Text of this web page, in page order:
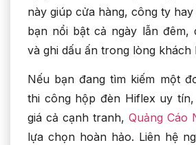
này giúp cửa hàng, công ty
bạn nổi bật cả ngày lẫn đêm,
và ghi dấu ấn trong lòng khách
Nếu bạn đang tìm kiếm một
thi công hộp đèn Hiflex uy tín,
giá cả cạnh tranh, Quảng Cáo
lựa chọn hoàn hảo. Liên hệ